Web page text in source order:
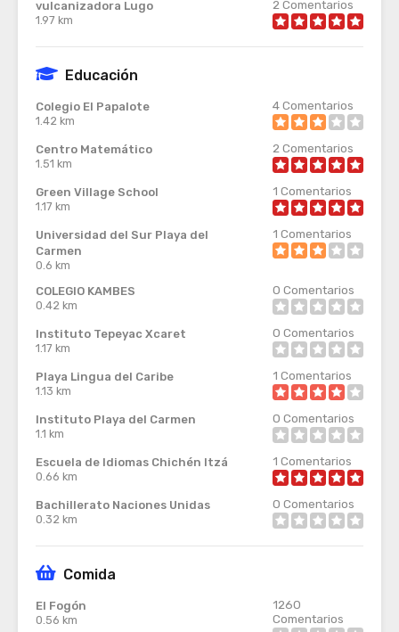
vulcanizadora Lugo
1.97 km
2 Comentarios
Educación
Colegio El Papalote
1.42 km
4Comentarios
Centro Matemático
1.51 km
2 Comentarios
Green Village School
1.17 km
1 Comentarios
Universidad del Sur Playa del
Carmen
0.6 km
1 Comentarios
COLEGIO KAMBES
0.42 km
0 Comentarios
Instituto Tepeyac Xcaret
1.17 km
0 Comentarios
Playa Lingua del Caribe
1.13 km
1 Comentarios
Instituto Playa del Carmen
1.1 km
0 Comentarios
Escuela de Idiomas Chichén Itzá
0.66 km
1 Comentarios
Bachillerato Naciones Unidas
0.32 km
0 Comentarios
Comida
El Fogón
0.56 km
1260
Comentarios